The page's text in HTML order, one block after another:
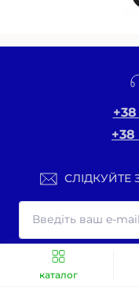
каталог
+38